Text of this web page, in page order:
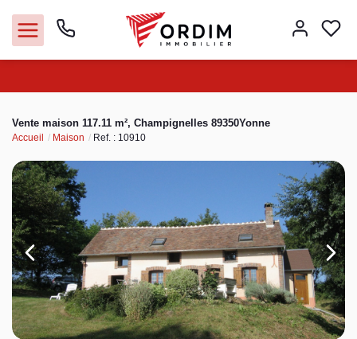
Acheter
Louer
Vendre
Immobilier pro
Faire gérer
Vente maison 117.11 m², Champignelles 89350Yonne
Accueil Maison Ref. : 10910